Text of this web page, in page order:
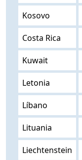
Kosovo
Costa Rica
Kuwait
Letonia
Líbano
Lituania
Liechtenstein